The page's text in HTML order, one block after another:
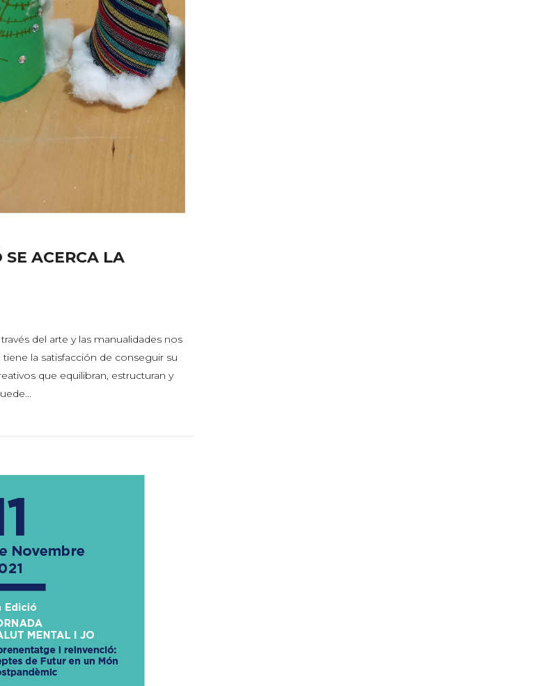
SE ACERCA LA
del arte y las manualidades nos
la satisfacción de conseguir su
que equilibran, estructuran y